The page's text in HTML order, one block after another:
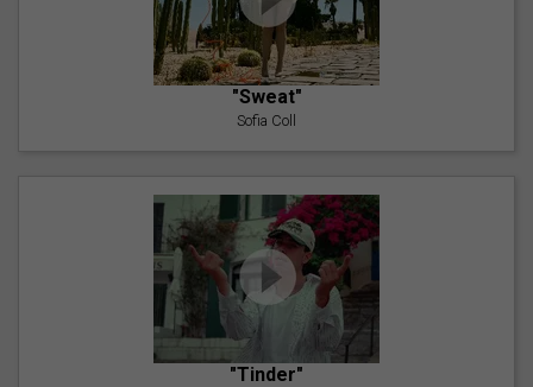
"Sweat"
Sofia Coll
"Tinder"